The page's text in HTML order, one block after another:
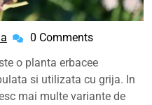
euromedicina
0 Comments
o planta erbacee
si utilizata cu grija. In
mai multe variante de